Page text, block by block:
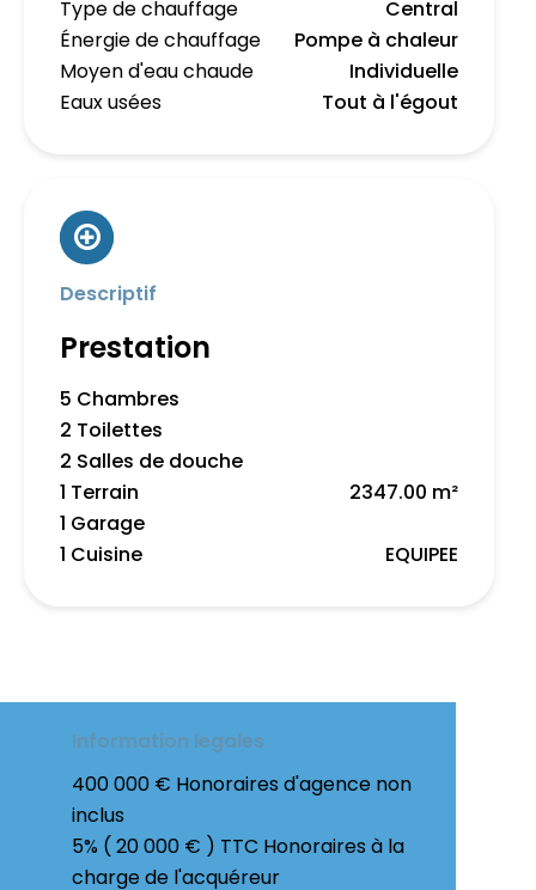
Type de chauffage
Central
Énergie de chauffage
Pompe à chaleur
Moyen d'eau chaude
Individuelle
Eaux usées
Tout à l'égout
Descriptif
Prestation
5 Chambres
2 Toilettes
2 Salles de douche
1 Terrain
2347.00 m²
1 Garage
1 Cuisine
EQUIPEE
Information legales
400 000 € Honoraires d'agence non
inclus
5% ( 20 000 € ) TTC Honoraires à la
charge de l'acquéreur